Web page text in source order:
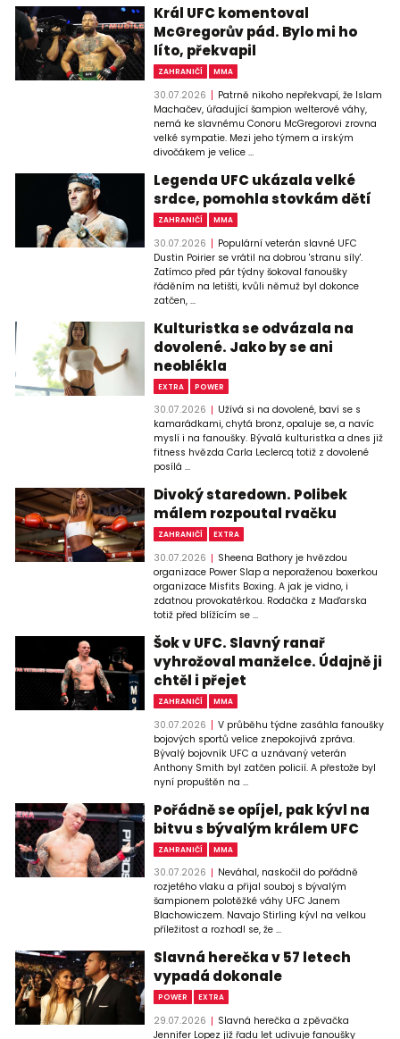
Král UFC komentoval
McGregorův pád. Bylo mi ho
líto, překvapil
ZAHRANIČÍ MMA
30.07.2026
Patrně nikoho nepřekvapí, že Islam
Machačev, úřadující šampion welterové váhy,
nemá ke slavnému Conoru McGregorovi zrovna
velké sympatie. Mezi jeho týmem a irským
divočákem je velice ...
Legenda UFC ukázala velké
srdce, pomohla stovkám dětí
ZAHRANIČÍ MMA
30.07.2026
Populární veterán slavné UFC
Dustin Poirier se vrátil na dobrou 'stranu síly'.
Zatímco před pár týdny šokoval fanoušky
řáděním na letišti, kvůli němuž byl dokonce
zatčen, ...
Kulturistka se odvázala na
dovolené. Jako by se ani
neoblékla
EXTRA POWER
30.07.2026
Užívá si na dovolené, baví se s
kamarádkami, chytá bronz, opaluje se, a navíc
myslí i na fanoušky. Bývalá kulturistka a dnes již
fitness hvězda Carla Leclercq totiž z dovolené
posílá ...
Divoký staredown. Polibek
málem rozpoutal rvačku
ZAHRANIČÍ EXTRA
30.07.2026
Sheena Bathory je hvězdou
organizace Power Slap a neporaženou boxerkou
organizace Misfits Boxing. A jak je vidno, i
zdatnou provokatérkou. Rodačka z Maďarska
totiž před blížícím se ...
Šok v UFC. Slavný ranař
vyhrožoval manželce. Údajně ji
chtěl i přejet
ZAHRANIČÍ MMA
30.07.2026
V průběhu týdne zasáhla fanoušky
bojových sportů velice znepokojivá zpráva.
Bývalý bojovník UFC a uznávaný veterán
Anthony Smith byl zatčen policií. A přestože byl
nyní propuštěn na ...
Pořádně se opíjel, pak kývl na
bitvu s bývalým králem UFC
ZAHRANIČÍ MMA
30.07.2026
Neváhal, naskočil do pořádně
rozjetého vlaku a přijal souboj s bývalým
šampionem polotěžké váhy UFC Janem
Blachowiczem. Navajo Stirling kývl na velkou
příležitost a rozhodl se, že ...
Slavná herečka v 57 letech
vypadá dokonale
POWER EXTRA
29.07.2026
Slavná herečka a zpěvačka
Jennifer Lopez již řadu let udivuje fanoušky